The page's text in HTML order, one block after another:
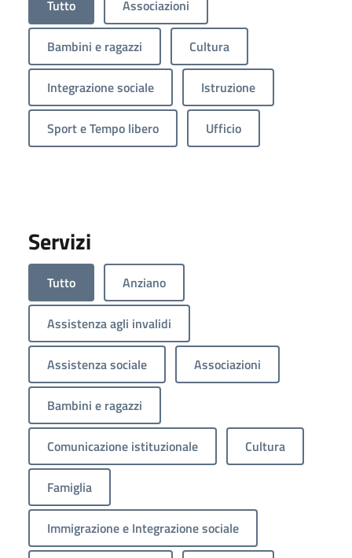
Tutto Associazioni
Bambini e ragazzi Cultura
Integrazione sociale Istruzione
Sport e Tempo libero Ufficio
Servizi
Tutto Anziano
Assistenza agli invalidi
Assistenza sociale Associazioni
Bambini e ragazzi
Comunicazione istituzionale Cultura
Famiglia
Immigrazione e Integrazione sociale